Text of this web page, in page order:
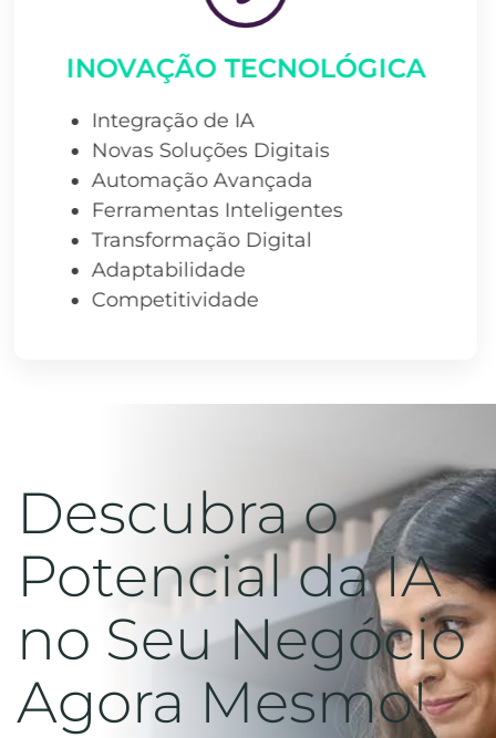
INOVAÇÃO TECNOLÓGICA
Integração de IA
Novas Soluções Digitais
Automação Avançada
Ferramentas Inteligentes
Transformação Digital
Adaptabilidade
Competitividade
Descubra o
Potencial da IA
no Seu Negócio
Agora Mesmo!